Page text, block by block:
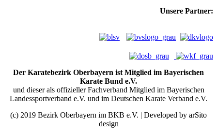
Unsere Partner:
Der Karatebezirk Oberbayern ist Mitglied im Bayerischen
Karate Bund e.V.
und dieser als offizieller Fachverband Mitglied im Bayerischen
Landessportverband e.V. und im Deutschen Karate Verband e.V.
(c) 2019 Bezirk Oberbayern im BKB e.V. | Developed by arSito
design